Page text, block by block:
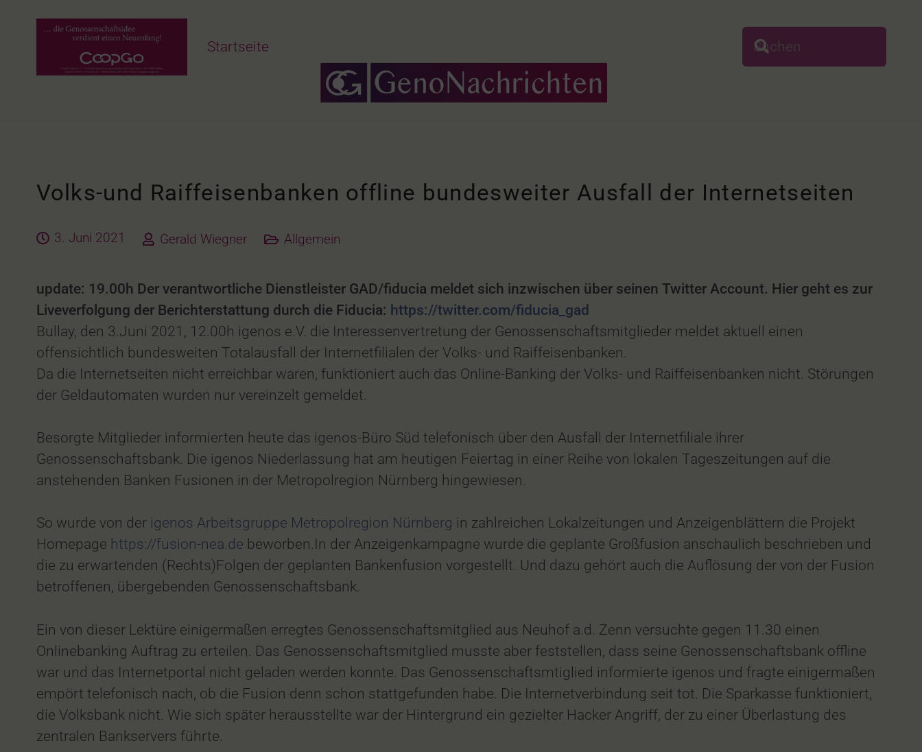
Startseite
Volks-und Raiffeisenbanken offline bundesweiter Ausfall der Internetseiten
3. Juni 2021 Gerald Wiegner Allgemein
update: 19.00h Der verantwortliche Dienstleister GAD/fiducia meldet sich inzwischen über seinen Twitter Account. Hier geht es zur
Liveverfolgung der Berichterstattung durch die Fiducia: https://twitter.com/fiducia_gad
Bullay, den 3.Juni 2021, 12.00h igenos e.V. die Interessenvertretung der Genossenschaftsmitglieder meldet aktuell einen
offensichtlich bundesweiten Totalausfall der Internetfilialen der Volks- und Raiffeisenbanken.
Da die Internetseiten nicht erreichbar waren, funktioniert auch das Online-Banking der Volks- und Raiffeisenbanken nicht. Störungen
der Geldautomaten wurden nur vereinzelt gemeldet.
Besorgte Mitglieder informierten heute das igenos-Büro Süd telefonisch über den Ausfall der Internetfiliale ihrer
Genossenschaftsbank. Die igenos Niederlassung hat am heutigen Feiertag in einer Reihe von lokalen Tageszeitungen auf die
anstehenden Banken Fusionen in der Metropolregion Nürnberg hingewiesen.
So wurde von der igenos Arbeitsgruppe Metropolregion Nürnberg in zahlreichen Lokalzeitungen und Anzeigenblättern die Projekt
Homepage https://fusion-nea.de beworben.In der Anzeigenkampagne wurde die geplante Großfusion anschaulich beschrieben und
die zu erwartenden (Rechts)Folgen der geplanten Bankenfusion vorgestellt. Und dazu gehört auch die Auflösung der von der Fusion
betroffenen, übergebenden Genossenschaftsbank.
Ein von dieser Lektüre einigermaßen erregtes Genossenschaftsmitglied aus Neuhof a.d. Zenn versuchte gegen 11.30 einen
Onlinebanking Auftrag zu erteilen. Das Genossenschaftsmitglied musste aber feststellen, dass seine Genossenschaftsbank offline
war und das Internetportal nicht geladen werden konnte. Das Genossenschaftsmtiglied informierte igenos und fragte einigermaßen
empört telefonisch nach, ob die Fusion denn schon stattgefunden habe. Die Internetverbindung seit tot. Die Sparkasse funktioniert,
die Volksbank nicht. Wie sich später herausstellte war der Hintergrund ein gezielter Hacker Angriff, der zu einer Überlastung des
zentralen Bankservers führte.